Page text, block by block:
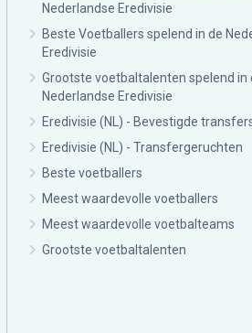
Nederlandse Eredivisie
Beste Voetballers spelend in de
Eredivisie
Grootste voetbaltalenten spelend in
Nederlandse Eredivisie
Eredivisie (NL) - Bevestigde
Eredivisie (NL) - Transfergeruchten
Beste voetballers
Meest waardevolle voetballers
Meest waardevolle voetbalteams
Grootste voetbaltalenten